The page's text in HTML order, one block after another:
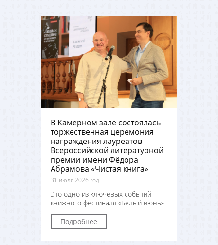
В Камерном зале состоялась
торжественная церемония
награждения лауреатов
Всероссийской литературной
премии имени Фёдора
Абрамова «Чистая книга»
31 июля 2026 год
Это одно из ключевых событий
книжного фестиваля «Белый июнь»
Подробнее